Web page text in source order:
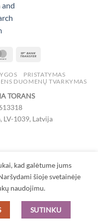
MasterCard
PRISTATYMAS
DUOMENŲ TVARKYMAS
TORANS
LV-1039, Latvija
kad galėtume jums
šioje svetainėje
naudojimu.
SUTINKU